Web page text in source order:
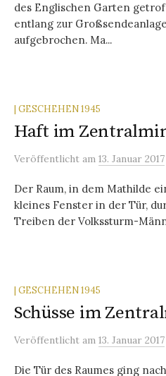
des Englischen Garten
entlang zur
aufgebrochen. Ma...
| GESCHEHEN 1945
Haft im
Veröffentlicht am 13. Januar 2017
Der Raum, in dem Mathilde
kleines Fenster in der Tür,
Treiben der Volkssturm-
| GESCHEHEN 1945
Schüsse im
Veröffentlicht am 13. Januar 2017
Die Tür des Raumes ging